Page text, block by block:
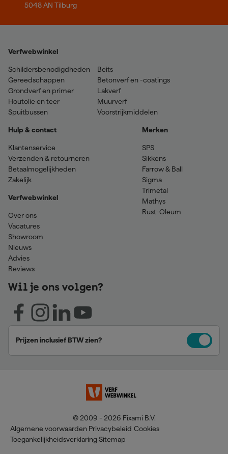
5048 AN Tilburg
Verfwebwinkel
Schildersbenodigdheden
Gereedschappen
Grondverf en primer
Houtolie en teer
Spuitbussen
Beits
Betonverf en -coatings
Lakverf
Muurverf
Voorstrijkmiddelen
Hulp & contact
Klantenservice
Verzenden & retourneren
Betaalmogelijkheden
Zakelijk
Verfwebwinkel
Over ons
Vacatures
Showroom
Nieuws
Advies
Reviews
Merken
SPS
Sikkens
Farrow & Ball
Sigma
Trimetal
Mathys
Rust-Oleum
Wil je ons volgen?
Prijzen inclusief BTW zien?
© 2009 - 2026 Fixami B.V.
Algemene voorwaarden Privacybeleid Cookies
Toegankelijkheidsverklaring Sitemap